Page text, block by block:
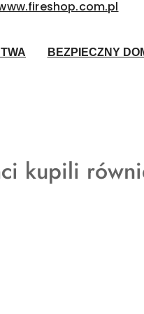
BEZPIECZNY
kupili